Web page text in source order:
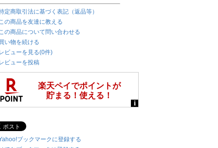
定商取引法に基づく表記（返品等）
の商品を友達に教える
の商品について問い合わせる
い物を続ける
ビューを見る(0件)
ビューを投稿
ブックマークに登録する